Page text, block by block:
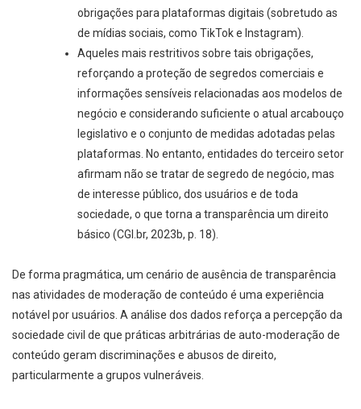
obrigações para plataformas digitais (sobretudo as
de mídias sociais, como TikTok e Instagram).
Aqueles mais restritivos sobre tais obrigações,
reforçando a proteção de segredos comerciais e
informações sensíveis relacionadas aos modelos de
negócio e considerando suficiente o atual arcabouço
legislativo e o conjunto de medidas adotadas pelas
plataformas. No entanto, entidades do terceiro setor
afirmam não se tratar de segredo de negócio, mas
de interesse público, dos usuários e de toda
sociedade, o que torna a transparência um direito
básico (CGI.br, 2023b, p. 18).
De forma pragmática, um cenário de ausência de transparência
nas atividades de moderação de conteúdo é uma experiência
notável por usuários. A análise dos dados reforça a percepção da
sociedade civil de que práticas arbitrárias de auto-moderação de
conteúdo geram discriminações e abusos de direito,
particularmente a grupos vulneráveis.